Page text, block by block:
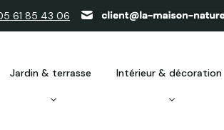
61 85 43 06
jardin & terrasse
intérieur & décoration